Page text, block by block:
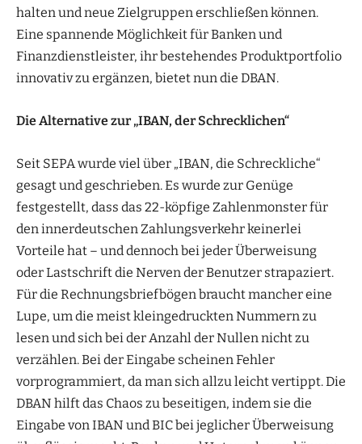
halten und neue Zielgruppen erschließen können.
Eine spannende Möglichkeit für Banken und
Finanzdienstleister, ihr bestehendes Produktportfolio
innovativ zu ergänzen, bietet nun die DBAN.
Die Alternative zur „IBAN, der Schrecklichen“
Seit SEPA wurde viel über „IBAN, die Schreckliche“
gesagt und geschrieben. Es wurde zur Genüge
festgestellt, dass das 22-köpfige Zahlenmonster für
den innerdeutschen Zahlungsverkehr keinerlei
Vorteile hat – und dennoch bei jeder Überweisung
oder Lastschrift die Nerven der Benutzer strapaziert.
Für die Rechnungsbriefbögen braucht mancher eine
Lupe, um die meist kleingedruckten Nummern zu
lesen und sich bei der Anzahl der Nullen nicht zu
verzählen. Bei der Eingabe scheinen Fehler
vorprogrammiert, da man sich allzu leicht vertippt. Die
DBAN hilft das Chaos zu beseitigen, indem sie die
Eingabe von IBAN und BIC bei jeglicher Überweisung